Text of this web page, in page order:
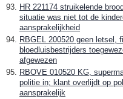
HR 221174 struikelende
situatie was niet tot de
aansprakelijkheid
RBGEL 200520 geen letsel,
bloedluisbestrijders
afgewezen
RBOVE 010520 KG,
politie in; klant overlijdt op
aansprakelijk